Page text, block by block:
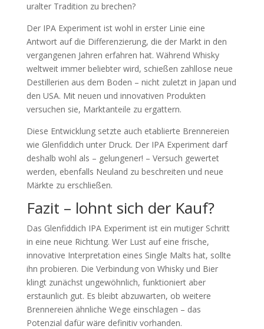
uralter Tradition zu brechen?
Der IPA Experiment ist wohl in erster Linie eine
Antwort auf die Differenzierung, die der Markt in den
vergangenen Jahren erfahren hat. Während Whisky
weltweit immer beliebter wird, schießen zahllose neue
Destillerien aus dem Boden – nicht zuletzt in Japan und
den USA. Mit neuen und innovativen Produkten
versuchen sie, Marktanteile zu ergattern.
Diese Entwicklung setzte auch etablierte Brennereien
wie Glenfiddich unter Druck. Der IPA Experiment darf
deshalb wohl als – gelungener! – Versuch gewertet
werden, ebenfalls Neuland zu beschreiten und neue
Märkte zu erschließen.
Fazit – lohnt sich der Kauf?
Das Glenfiddich IPA Experiment ist ein mutiger Schritt
in eine neue Richtung. Wer Lust auf eine frische,
innovative Interpretation eines Single Malts hat, sollte
ihn probieren. Die Verbindung von Whisky und Bier
klingt zunächst ungewöhnlich, funktioniert aber
erstaunlich gut. Es bleibt abzuwarten, ob weitere
Brennereien ähnliche Wege einschlagen – das
Potenzial dafür wäre definitiv vorhanden.